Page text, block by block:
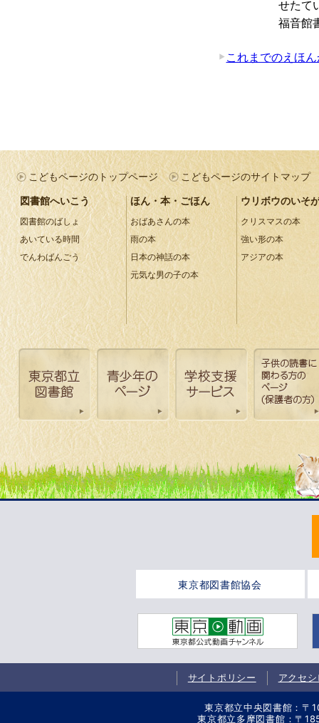
せたて
福音館
これまでのえほ
こどもページのトップページ こどもページのサイトマップ
図書館へいこう
図書館のばしょ
あいている時間
でんわばんごう
ほん・本・ごほん
おばあさんの本
雨の本
日本の神話の本
元気な男の子の本
ウリボウのいそ
クリスマスの本
強い形の本
アジアの本
東京都図書館協会
サイトポリシー アクセ
東京都立中央図書館：
東京都立多摩図書館：